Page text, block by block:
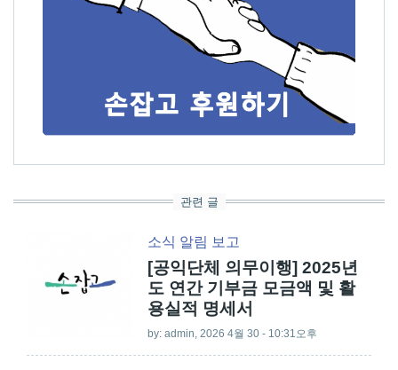
관련 글
소식 알림 보고
[공익단체 의무이행] 2025년
도 연간 기부금 모금액 및 활
용실적 명세서
by: admin , 2026 4월 30 - 10:31오후